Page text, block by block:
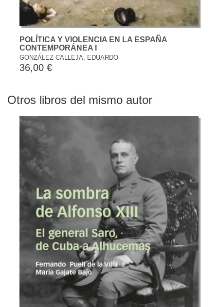
POLÍTICA Y VIOLENCIA EN LA ESPAÑA
CONTEMPORÁNEA I
GONZÁLEZ CALLEJA, EDUARDO
36,00 €
Otros libros del mismo autor